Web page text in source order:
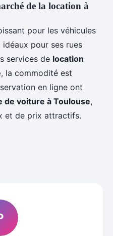
de la location à
pour les véhicules
pour ses rues
services de location
, la commodité est
en ligne ont
de voiture à Toulouse,
et de prix attractifs.